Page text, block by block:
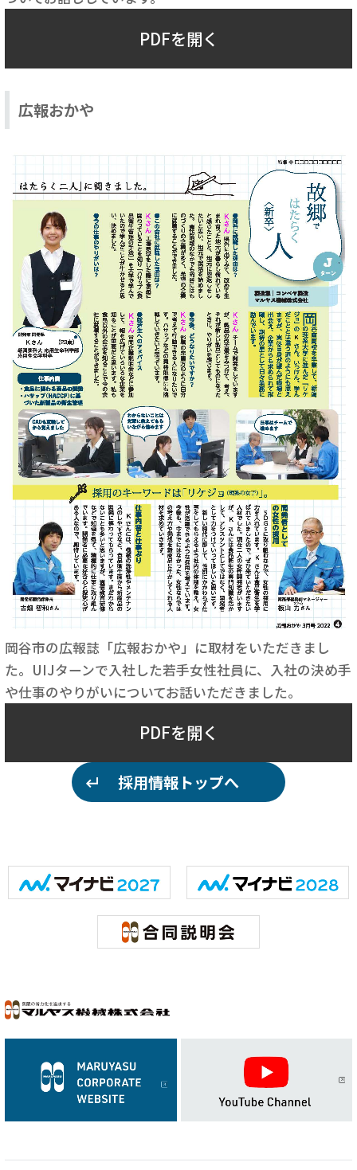
PDFを開く
広報おかや
岡谷市の広報誌「広報おかや」に取材をいただきまし
た。UIJターンで入社した若手女性社員に、入社の決め手
や仕事のやりがいについてお話いただきました。
PDFを開く
採用情報トップへ